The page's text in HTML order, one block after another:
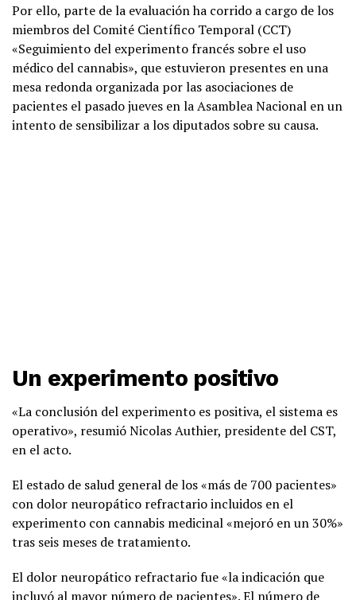
Por ello, parte de la evaluación ha corrido a cargo de los
miembros del Comité Científico Temporal (CCT)
«Seguimiento del experimento francés sobre el uso
médico del cannabis», que estuvieron presentes en una
mesa redonda organizada por las asociaciones de
pacientes el pasado jueves en la Asamblea Nacional en un
intento de sensibilizar a los diputados sobre su causa.
Un experimento positivo
«La conclusión del experimento es positiva, el sistema es
operativo», resumió Nicolas Authier, presidente del CST,
en el acto.
El estado de salud general de los «más de 700 pacientes»
con dolor neuropático refractario incluidos en el
experimento con cannabis medicinal «mejoró en un 30%»
tras seis meses de tratamiento.
El dolor neuropático refractario fue «la indicación que
incluyó al mayor número de pacientes». El número de